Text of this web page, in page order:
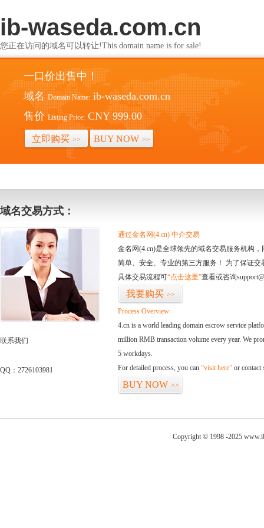
ib-waseda.com.cn
您正在访问的域名可以转让!This domain name is for sale!
一口价出售中！
域名 Domain Name: ib-waseda.com.cn
售价 Listing Price: CNY 999.00
立即购买 >> BUY NOW >>
域名交易方式：
联系我们
QQ：2726103981
通过金名网(4.cn) 中介交易
金名网(4.cn)是全球领先的域名交易服务机构
简单、安全、专业的第三方服务！ 为了保证
具体交易流程可“点击这里”查看或咨询
我要购买 >>
Process Overview:
4.cn is a world leading domain escrow service
million RMB transaction volume every year. We
5 workdays.
For detailed process, you can “visit here” or contact
BUY NOW >>
Copyright © 1998 -2025